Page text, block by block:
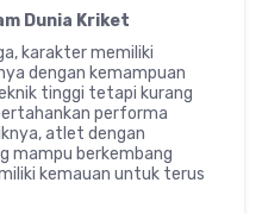
Dunia Kriket
karakter memiliki
dengan kemampuan
tinggi tetapi kurang
performa
atlet dengan
mampu berkembang
kemauan untuk terus